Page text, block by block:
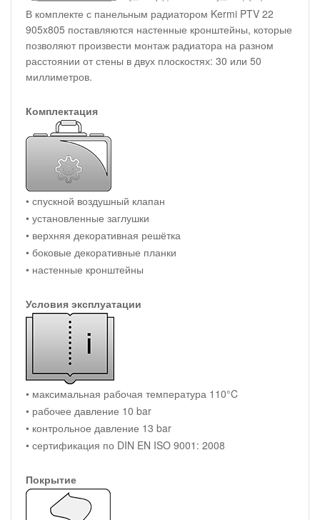
В комплекте с панельным радиатором Kermi PTV 22
905x805 поставляются настенные кронштейны, которые
позволяют произвести монтаж радиатора на разном
расстоянии от стены в двух плоскостях: 30 или 50
миллиметров.
Комплектация
• спускной воздушный клапан
• установленные заглушки
• верхняя декоративная решётка
• боковые декоративные планки
• настенные кронштейны
Условия эксплуатации
• максимальная рабочая температура 110°C
• рабочее давление 10 bar
• контрольное давление 13 bar
• сертификация по DIN EN ISO 9001: 2008
Покрытие